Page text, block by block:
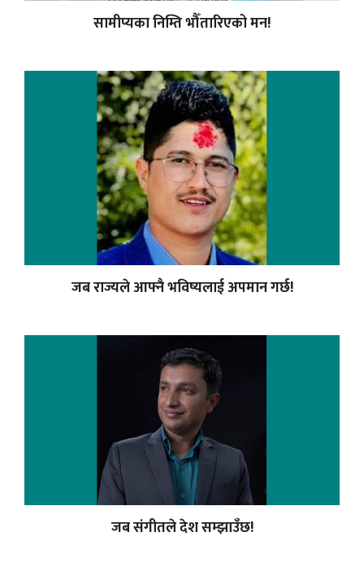
सामीप्यका निम्ति भौँतारिएको मन!
जब राज्यले आफ्नै भविष्यलाई अपमान गर्छ!
जब संगीतले देश सम्झाउँछ!